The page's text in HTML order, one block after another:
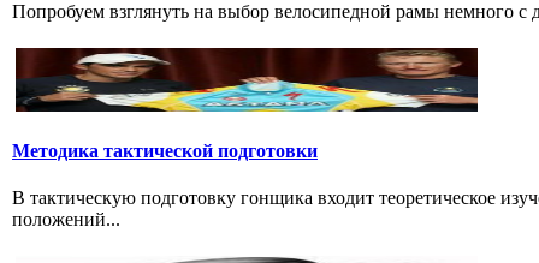
Попробуем взглянуть на выбор велосипедной рамы немного с
Методика тактической подготовки
В тактическую подготовку гонщика входит теоретическое
положений...